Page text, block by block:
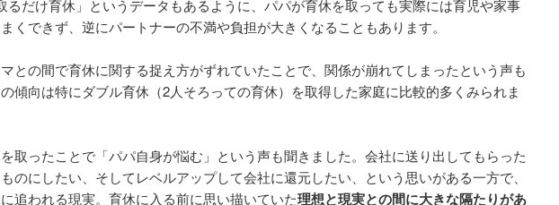
るだけ育休」というデータもあるように、パパが育休を取っても実際には育児や家事
くできず、逆にパートナーの不満や負担が大きくなることもあります。
との間で育休に関する捉え方がずれていたことで、関係が崩れてしまったという声も
傾向は特にダブル育休（2人そろっての育休）を取得した家庭に比較的多くみられま
取ったことで「パパ自身が悩む」という声も聞きました。会社に送り出してもらった
のにしたい、そしてレベルアップして会社に還元したい、という思いがある一方で、
追われる現実。育休に入る前に思い描いていた理想と現実との間に大きな隔たりがあ